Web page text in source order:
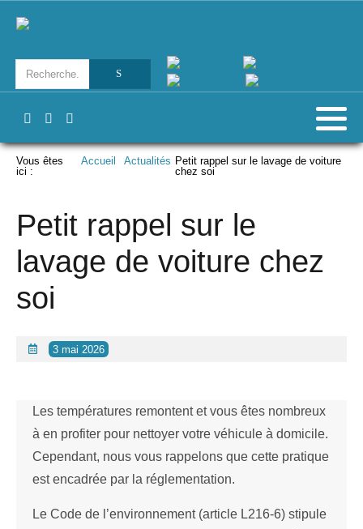
Vous êtes
ici :
Accueil Actualités Petit rappel sur le lavage de voiture
chez soi
Petit rappel sur le
lavage de voiture chez
soi
3 mai 2026
Les températures remontent et vous êtes nombreux
à en profiter pour nettoyer votre véhicule à domicile.
Cependant, nous vous rappelons que cette pratique
est encadrée par la réglementation.
Le Code de l’environnement (article L216-6) stipule